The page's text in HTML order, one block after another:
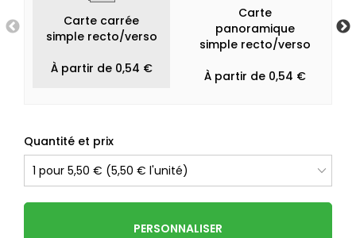
Carte carrée
simple recto/verso
À partir de 0,54 €
Carte
panoramique
simple recto/verso
À partir de 0,54 €
Quantité et prix
PERSONNALISER